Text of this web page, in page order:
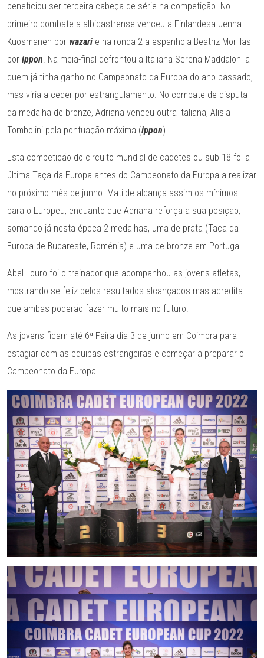
beneficiou ser terceira cabeça-de-série na competição. No
primeiro combate a albicastrense venceu a Finlandesa Jenna
Kuosmanen por wazari e na ronda 2 a espanhola Beatriz Morillas
por ippon. Na meia-final defrontou a Italiana Serena Maddaloni a
quem já tinha ganho no Campeonato da Europa do ano passado,
mas viria a ceder por estrangulamento. No combate de disputa
da medalha de bronze, Adriana venceu outra italiana, Alisia
Tombolini pela pontuação máxima (ippon).
Esta competição do circuito mundial de cadetes ou sub 18 foi a
última Taça da Europa antes do Campeonato da Europa a realizar
no próximo mês de junho. Matilde alcança assim os mínimos
para o Europeu, enquanto que Adriana reforça a sua posição,
somando já nesta época 2 medalhas, uma de prata (Taça da
Europa de Bucareste, Roménia) e uma de bronze em Portugal.
Abel Louro foi o treinador que acompanhou as jovens atletas,
mostrando-se feliz pelos resultados alcançados mas acredita
que ambas poderão fazer muito mais no futuro.
As jovens ficam até 6ª Feira dia 3 de junho em Coimbra para
estagiar com as equipas estrangeiras e começar a preparar o
Campeonato da Europa.